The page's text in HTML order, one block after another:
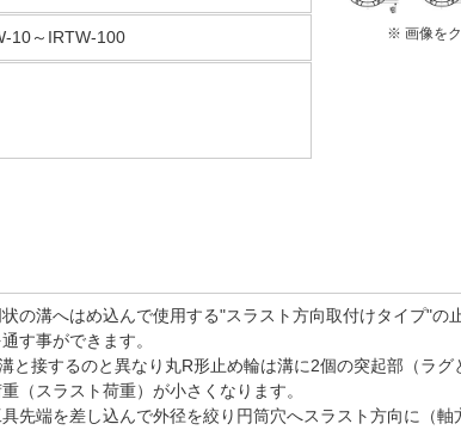
10～IRTW-100 ※ 画像を
の溝へはめ込んで使用する"スラスト方向取付けタイプ"の
す事ができます。
と接するのと異なり丸R形止め輪は溝に2個の突起部（ラグ
（スラスト荷重）が小さくなります。
先端を差し込んで外径を絞り円筒穴へスラスト方向に（軸